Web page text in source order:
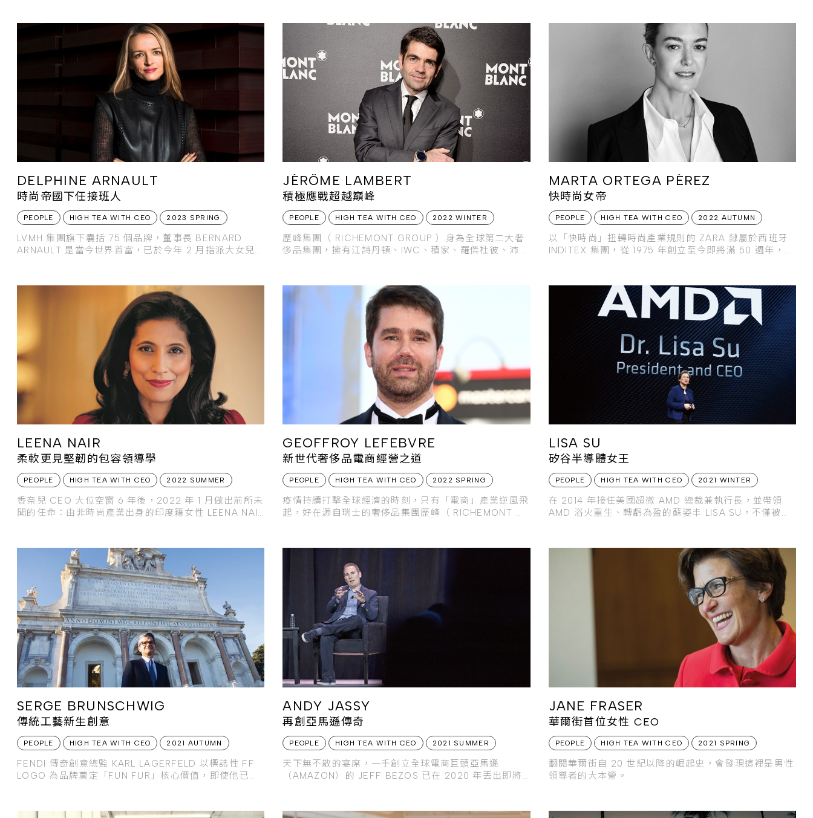
DELPHINE ARNAULT
時尚帝國下任接班人
PEOPLE HIGH TEA WITH CEO 2023 SPRING
LVMH 集團旗下囊括 75 個品牌，董事長 BERNARD
ARNAULT 是當今世界首富，已於今年 2 月指派大女兒
JÉRÔME LAMBERT
積極應戰超越巔峰
PEOPLE HIGH TEA WITH CEO 2022 WINTER
歷峰集團（ RICHEMONT GROUP ）身為全球第二大奢
侈品集團，擁有江詩丹頓、IWC、積家、羅傑杜彼、沛納
MARTA ORTEGA PÉREZ
快時尚女帝
PEOPLE HIGH TEA WITH CEO 2022 AUTUMN
以「快時尚」扭轉時尚產業規則的 ZARA 隸屬於西班牙
INDITEX 集團，從 1975 年創立至今即將滿 50 週年，快
LEENA NAIR
柔軟更見堅韌的包容領導學
PEOPLE HIGH TEA WITH CEO 2022 SUMMER
香奈兒 CEO 大位空窗 6 年後，2022 年 1 月做出前所未
聞的任命：由非時尚產業出身的印度籍女性 LEENA NAIR
GEOFFROY LEFEBVRE
新世代奢侈品電商經營之道
PEOPLE HIGH TEA WITH CEO 2022 SPRING
疫情持續打擊全球經濟的時刻，只有「電商」產業逆風飛
起，好在源自瑞士的奢侈品集團歷峰（ RICHEMONT ）
牌的成功經驗，持續探索奢侈品與數位平台整合的可能
LISA SU
矽谷半導體女王
PEOPLE HIGH TEA WITH CEO 2021 WINTER
在 2014 年接任美國超微 AMD 總裁兼執行長，並帶領
AMD 浴火重生、轉虧為盈的蘇姿丰 LISA SU，不僅被譽
SERGE BRUNSCHWIG
傳統工藝新生創意
PEOPLE HIGH TEA WITH CEO 2021 AUTUMN
FENDI 傳奇創意總監 KARL LAGERFELD 以標誌性 FF
LOGO 為品牌奠定「FUN FUR」核心價值，即使他已不
ANDY JASSY
再創亞馬遜傳奇
PEOPLE HIGH TEA WITH CEO 2021 SUMMER
天下無不散的宴席，一手創立全球電商巨頭亞馬遜
（AMAZON）的 JEFF BEZOS 已在 2020 年丟出即將
JANE FRASER
華爾街首位女性 CEO
PEOPLE HIGH TEA WITH CEO 2021 SPRING
翻閱華爾街自 20 世紀以降的崛起史，會發現這裡是男性
領導者的大本營。